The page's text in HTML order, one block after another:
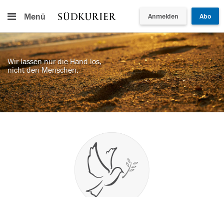
Menü Anmelden Abo
Wir lassen nur die Hand los,
nicht den Menschen.